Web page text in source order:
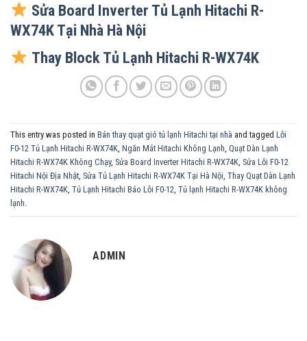
Sửa Board Inverter Tủ Lạnh Hitachi R-
WX74K Tại Nhà Hà Nội
Thay Block Tủ Lạnh Hitachi R-WX74K
This entry was posted in Bán thay quạt gió tủ lạnh Hitachi tại nhà and tagged Lỗi
F0-12 Tủ Lạnh Hitachi R-WX74K, Ngăn Mát Hitachi Không Lạnh, Quạt Dàn Lạnh
Hitachi R-WX74K Không Chạy, Sửa Board Inverter Hitachi R-WX74K, Sửa Lỗi F0-12
Hitachi Nội Địa Nhật, Sửa Tủ Lạnh Hitachi R-WX74K Tại Hà Nội, Thay Quạt Dàn Lạnh
Hitachi R-WX74K, Tủ Lạnh Hitachi Báo Lỗi F0-12, Tủ lạnh Hitachi R-WX74K không
lạnh.
ADMIN